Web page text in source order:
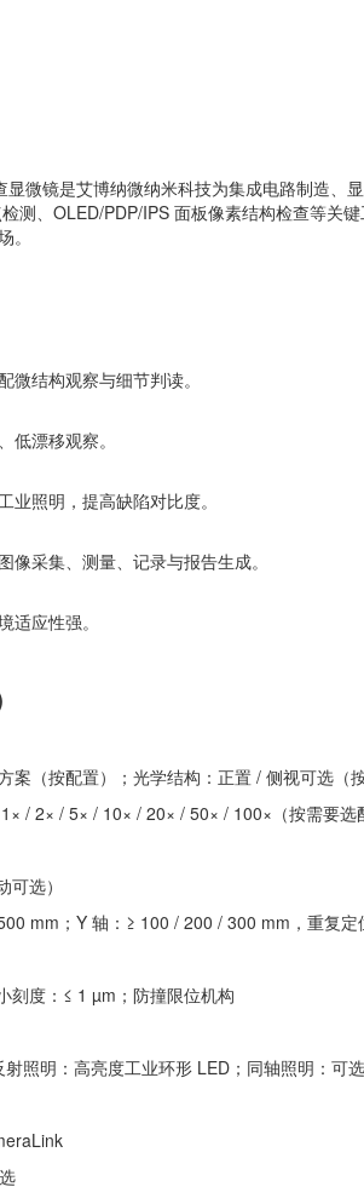
微镜是艾博纳微纳米科技为集成电路制造
测、OLED/PDP/IPS 面板像素结构检查等
结构观察与细节判读。
漂移观察。
照明，提高缺陷对比度。
采集、测量、记录与报告生成。
应性强。
案（按配置）；光学结构：正置 / 侧视可选（
/ 2× / 5× / 10× / 20× / 50× / 100×（按需要
选）
mm；Y 轴：≥ 100 / 200 / 300 mm，重复定
刻度：≤ 1 µm；防撞限位机构
照明：高亮度工业环形 LED；同轴照明：